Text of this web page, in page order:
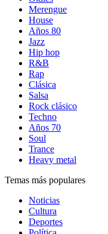
Merengue
House
Años 80
Jazz
Hip hop
R&B
Rap
Clásica
Salsa
Rock clásico
Techno
Años 70
Soul
Trance
Heavy metal
Temas más populares
Noticias
Cultura
Deportes